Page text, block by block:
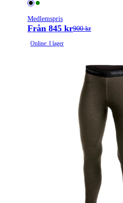
Medlemspris
Från 845 kr900 kr
Online: I lager